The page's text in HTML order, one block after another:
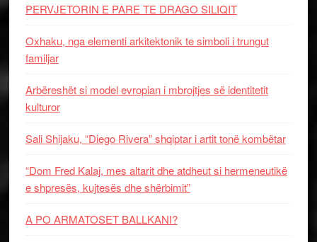
PERVJETORIN E PARE TE DRAGO SILIQIT
Oxhaku, nga elementi arkitektonik te simboli i trungut
familjar
Arbëreshët si model evropian i mbrojtjes së identitetit
kulturor
Sali Shijaku, “Diego Rivera” shqiptar i artit tonë kombëtar
“Dom Fred Kalaj, mes altarit dhe atdheut si hermeneutikë
e shpresës, kujtesës dhe shërbimit”
A PO ARMATOSET BALLKANI?